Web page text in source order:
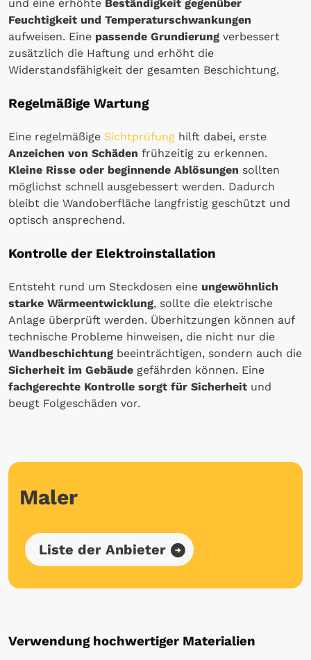
und eine erhöhte Beständigkeit gegenüber
Feuchtigkeit und Temperaturschwankungen
aufweisen. Eine passende Grundierung verbessert
zusätzlich die Haftung und erhöht die
Widerstandsfähigkeit der gesamten Beschichtung.
Regelmäßige Wartung
Eine regelmäßige Sichtprüfung hilft dabei, erste
Anzeichen von Schäden frühzeitig zu erkennen.
Kleine Risse oder beginnende Ablösungen sollten
möglichst schnell ausgebessert werden. Dadurch
bleibt die Wandoberfläche langfristig geschützt und
optisch ansprechend.
Kontrolle der Elektroinstallation
Entsteht rund um Steckdosen eine ungewöhnlich
starke Wärmeentwicklung, sollte die elektrische
Anlage überprüft werden. Überhitzungen können auf
technische Probleme hinweisen, die nicht nur die
Wandbeschichtung beeinträchtigen, sondern auch die
Sicherheit im Gebäude gefährden können. Eine
fachgerechte Kontrolle sorgt für Sicherheit und
beugt Folgeschäden vor.
Maler
Liste der Anbieter
Verwendung hochwertiger Materialien